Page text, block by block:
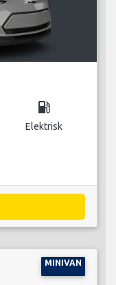
local_gas_station
Elektrisk
MINIVAN